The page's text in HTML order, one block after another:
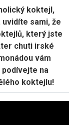
koktejl,
sami, že
který jste
chuti irské
vám
na
koktejlu!